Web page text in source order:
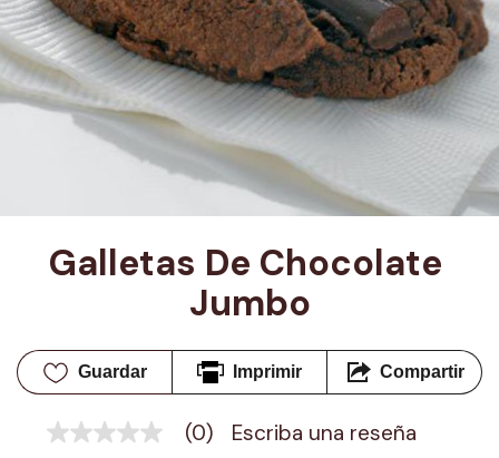
Galletas De Chocolate
Jumbo
Guardar Imprimir Compartir
Sin
(0) Escriba una reseña